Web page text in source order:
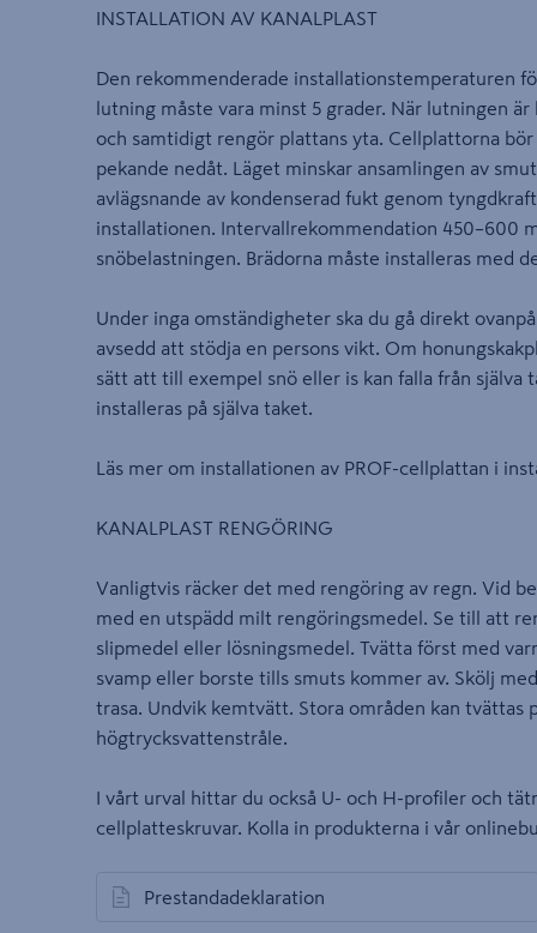
INSTALLATION AV KANALPLAST
Den rekommenderade installationstemperaturen
lutning måste vara minst 5 grader. När lutningen
och samtidigt rengör plattans yta. Cellplattorna
pekande nedåt. Läget minskar ansamlingen av
avlägsnande av kondenserad fukt genom
installationen. Intervallrekommendation 450–600
snöbelastningen. Brädorna måste installeras med
Under inga omständigheter ska du gå direkt
avsedd att stödja en persons vikt. Om
sätt att till exempel snö eller is kan falla från själva
installeras på själva taket.
Läs mer om installationen av PROF-cellplattan i
KANALPLAST RENGÖRING
Vanligtvis räcker det med rengöring av regn. Vid
med en utspädd milt rengöringsmedel. Se till att
slipmedel eller lösningsmedel. Tvätta först med
svamp eller borste tills smuts kommer av. Skölj
trasa. Undvik kemtvätt. Stora områden kan tvättas
högtrycksvattenstråle.
I vårt urval hittar du också U- och H-profiler och
cellplatteskruvar. Kolla in produkterna i vår
Prestandadeklaration
öppnas i en ny flik